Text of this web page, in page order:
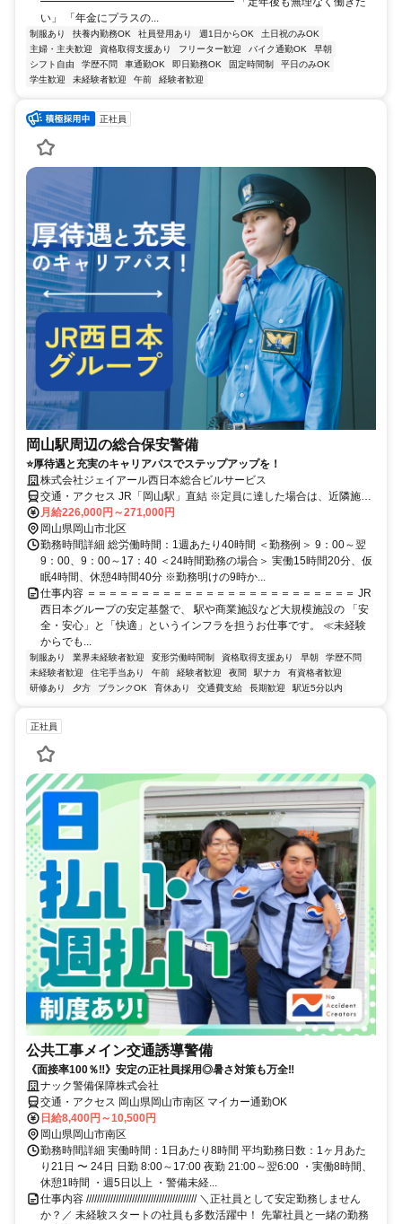
い」 「年金にプラスの...
制服あり 扶養内勤務OK 社員登用あり 週1日からOK
土日祝のみOK
主婦・主夫歓迎
資格取得支援あり フリーター歓迎 バイク通勤OK
早朝
シフト自由
学歴不問 車通勤OK 即日勤務OK 固定時間制
平日のみOK
学生歓迎
未経験者歓迎 午前 経験者歓迎
正社員
岡山駅周辺の総合保安警備
⭐厚待遇と充実のキャリアパスでステップアップを！
株式会社ジェイアール西日本総合ビルサービス
交通・アクセス JR「岡山駅」直結 ※定員に達した場合は、近隣施設
になる場合があります。
月給226,000円～271,000円
岡山県岡山市北区
勤務時間詳細 総労働時間：1週あたり40時間 ＜勤務例＞ 9：00～翌
9：00、9：00～17：40 ＜24時間勤務の場合＞ 実働15時間20分、仮
眠4時間、休憩4時間40分 ※勤務明けの9時か...
仕事内容 ＝＝＝＝＝＝＝＝＝＝＝＝＝＝＝＝＝＝＝＝＝＝＝＝＝ JR
西日本グループの安定基盤で、 駅や商業施設など大規模施設の 「安
全・安心」と「快適」というインフラを担うお仕事です。 ≪未経験
からでも...
制服あり 業界未経験者歓迎 変形労働時間制 資格取得支援あり 早朝
学歴不問
未経験者歓迎
住宅手当あり 午前 経験者歓迎 夜間 駅ナカ
有資格者歓迎
研修あり
夕方 ブランクOK 育休あり 交通費支給 長期歓迎 駅近5分以内
正社員
公共工事メイン交通誘導警備
《面接率100％‼》安定の正社員採用◎暑さ対策も万全‼
ナック警備保障株式会社
交通・アクセス 岡山県岡山市南区 マイカー通勤OK
日給8,400円～10,500円
岡山県岡山市南区
勤務時間詳細 実働時間：1日あたり8時間 平均勤務日数：1ヶ月あた
り21日 〜 24日 日勤 8:00～17:00 夜勤 21:00～翌6:00 ・実働8時間、
休憩1時間 ・週5日以上 ・警備未経...
仕事内容 ///////////////////////////////////////// ＼正社員として安定勤務しません
か？／ 未経験スタートの社員も多数活躍中！ 先輩社員と一緒の勤務